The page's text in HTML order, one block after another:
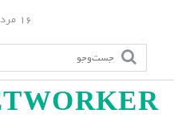
p
16 مرداد, 1405